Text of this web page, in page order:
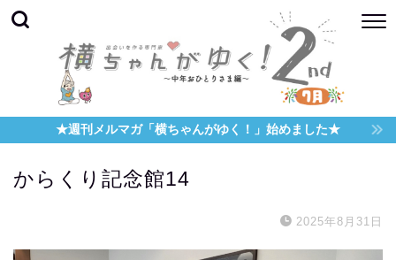
★週刊メルマガ「横ちゃんがゆく！」始めました★
からくり記念館14
2025年8月31日